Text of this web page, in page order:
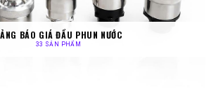
BÁO GIÁ ĐẦU PHUN NƯỚC
33 SẢN PHẨM